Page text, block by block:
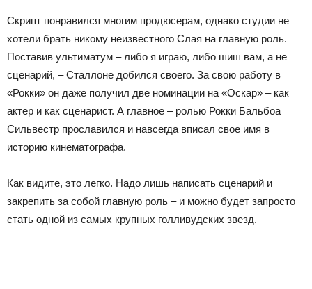
Скрипт понравился многим продюсерам, однако студии не
хотели брать никому неизвестного Слая на главную роль.
Поставив ультиматум – либо я играю, либо шиш вам, а не
сценарий, – Сталлоне добился своего. За свою работу в
«Рокки» он даже получил две номинации на «Оскар» – как
актер и как сценарист. А главное – ролью Рокки Бальбоа
Сильвестр прославился и навсегда вписал свое имя в
историю кинематографа.
Как видите, это легко. Надо лишь написать сценарий и
закрепить за собой главную роль – и можно будет запросто
стать одной из самых крупных голливудских звезд.